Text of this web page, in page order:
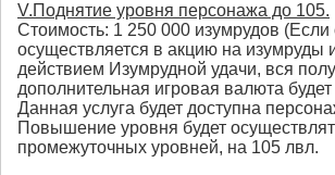
V.Поднятие уровня персонажа до 105.
Стоимость: 1 250 000 изумрудов (Если
осуществляется в акцию на изумруды
действием Изумрудной удачи, вся
дополнительная игровая валюта
Данная услуга будет доступна
Повышение уровня будет
промежуточных уровней, на 105 лвл.